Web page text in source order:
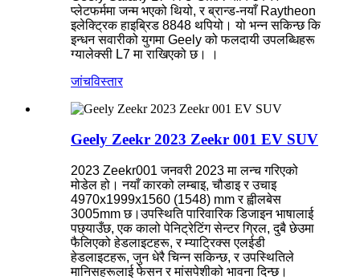
प्लेटफर्ममा जन्म भएको थियो, र ब्रान्ड-नयाँ Raytheon
इलेक्ट्रिक हाइब्रिड 8848 थपियो। यो भन्न सकिन्छ कि
इन्धन सवारीको युगमा Geely को फलदायी उपलब्धिहरू
ग्यालेक्सी L7 मा राखिएको छ। ।
जांचविस्तार
Geely Zeekr 2023 Zeekr 001 EV SUV
2023 Zeekr001 जनवरी 2023 मा लन्च गरिएको
मोडेल हो। नयाँ कारको लम्बाइ, चौडाइ र उचाइ
4970x1999x1560 (1548) mm र ह्वीलबेस
3005mm छ।उपस्थिति पारिवारिक डिजाइन भाषालाई
पछ्याउँछ, एक कालो पेनिट्रेटिंग सेन्टर ग्रिल, दुबै छेउमा
फैलिएको हेडलाइटहरू, र म्याट्रिक्स एलईडी
हेडलाइटहरू, जुन धेरै चिन्न सकिन्छ, र उपस्थितिले
मानिसहरूलाई फेसन र मांसपेशीको भावना दिन्छ।